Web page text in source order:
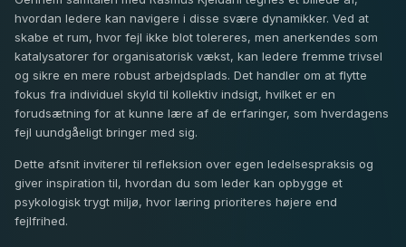
hvordan ledere kan navigere i disse svære dynamikker. Ved at
skabe et rum, hvor fejl ikke blot tolereres, men anerkendes som
katalysatorer for organisatorisk vækst, kan ledere fremme trivsel
og sikre en mere robust arbejdsplads. Det handler om at flytte
fokus fra individuel skyld til kollektiv indsigt, hvilket er en
forudsætning for at kunne lære af de erfaringer, som hverdagens
fejl uundgåeligt bringer med sig.
Dette afsnit inviterer til refleksion over egen ledelsespraksis og
giver inspiration til, hvordan du som leder kan opbygge et
psykologisk trygt miljø, hvor læring prioriteres højere end
fejlfrihed.